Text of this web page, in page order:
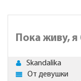
Пока живу,
Skandalika
От девушки